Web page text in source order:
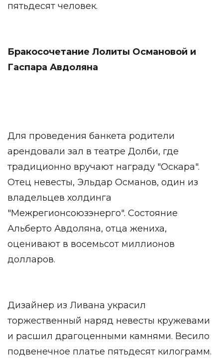
пятьдесят человек.
Бракосочетание Лолиты Османовой и
Гаспара Авдоляна
Для проведения банкета родители
арендовали зал в театре Долби, где
традиционно вручают награду "Оскара".
Отец невесты, Эльдар Османов, один из
владельцев холдинга
"Межрегионсоюзэнерго". Состояние
Альберто Авдоляна, отца жениха,
оценивают в восемьсот миллионов
долларов.
Дизайнер из Ливана украсил
торжественный наряд невесты кружевами
и расшил драгоценными камнями. Весило
подвенечное платье пятьдесят килограмм.